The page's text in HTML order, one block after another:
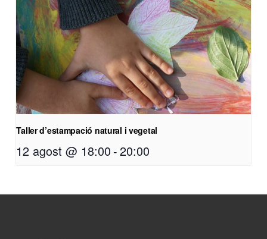
Taller d’estampació natural i vegetal
12 agost @ 18:00 -20:00